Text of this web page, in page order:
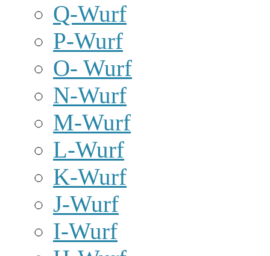
Q-Wurf
P-Wurf
O- Wurf
N-Wurf
M-Wurf
L-Wurf
K-Wurf
J-Wurf
I-Wurf